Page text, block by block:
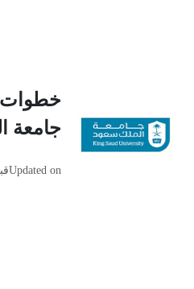
خطوات
جامعة
Updated on